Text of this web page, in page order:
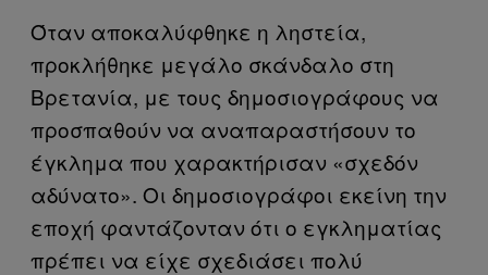
Όταν αποκαλύφθηκε η ληστεία,
προκλήθηκε μεγάλο σκάνδαλο στη
Βρετανία, με τους δημοσιογράφους να
προσπαθούν να αναπαραστήσουν το
έγκλημα που χαρακτήρισαν «σχεδόν
αδύνατο». Οι δημοσιογράφοι εκείνη την
εποχή φαντάζονταν ότι ο εγκληματίας
πρέπει να είχε σχεδιάσει πολύ